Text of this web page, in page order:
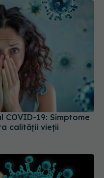
19: Simptome
calității vieții